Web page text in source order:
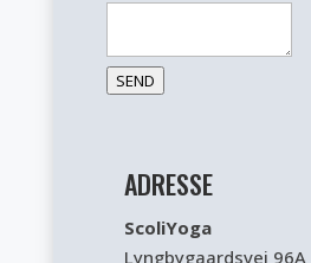
SEND
ADRESSE
ScoliYoga
Lyngbygaardsvej 96A